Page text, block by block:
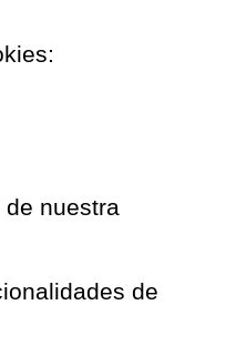
nuestra
de